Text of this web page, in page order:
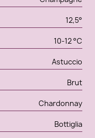
12,5°
10-12 °C
Astuccio
Brut
Chardonnay
Bottiglia